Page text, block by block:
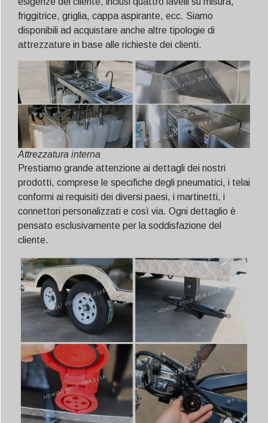
friggitrice, griglia, cappa aspirante, ecc. Siamo
disponibili ad acquistare anche altre tipologie di
attrezzature in base alle richieste dei clienti.
Attrezzatura interna
Prestiamo grande attenzione ai dettagli dei nostri
prodotti, comprese le specifiche degli pneumatici, i telai
conformi ai requisiti dei diversi paesi, i martinetti, i
connettori personalizzati e così via. Ogni dettaglio è
pensato esclusivamente per la soddisfazione del
cliente.